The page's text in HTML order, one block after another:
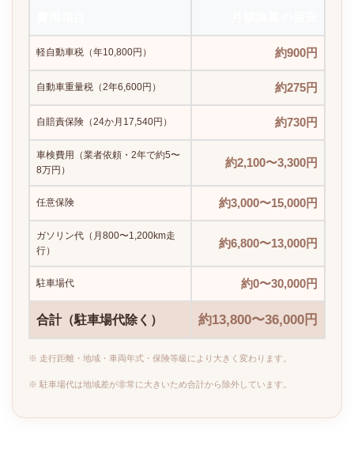
軽自動車税（年10,800円） 約900円
自動車重量税（2年6,600円） 約275円
自賠責保険（24か月17,540円） 約730円
車検費用（業者依頼・2年で約5〜
8万円）
約2,100〜3,300円
任意保険 約3,000〜15,000円
ガソリン代（月800〜1,200km走
行）
約6,800〜13,000円
駐車場代 約0〜30,000円
合計（駐車場代除く） 約13,800〜36,000円
※ 走行距離・地域・車両年式・保険等級により大きく変わります。
※ 駐車場代は地域差が非常に大きいため合計から除外しています。